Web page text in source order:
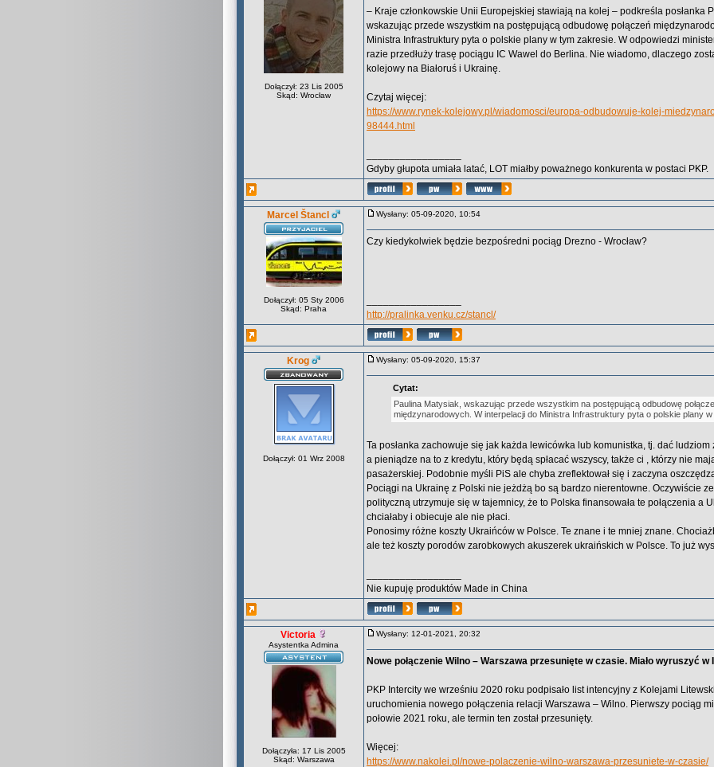
Dołączył: 23 Lis 2005
Skąd: Wrocław
– Kraje członkowskie Unii Europejskiej stawiają na kolej – podkreśla posłanka
wskazując przede wszystkim na postępującą odbudowę połączeń
Ministra Infrastruktury pyta o polskie plany w tym zakresie. W odpowiedzi
razie przedłuży trasę pociągu IC Wawel do Berlina. Nie wiadomo, dlaczego
kolejowy na Białoruś i Ukrainę.
Czytaj więcej:
https://www.rynek-kolejowy.pl/wiadomosci/europa-odbudowuje-kolej-
98444.html
Gdyby głupota umiała latać, LOT miałby poważnego konkurenta w postaci PKP.
Marcel Štancl
Dołączył: 05 Sty 2006
Skąd: Praha
Wysłany: 05-09-2020, 10:54
Czy kiedykolwiek będzie bezpośredni pociąg Drezno - Wrocław?
http://pralinka.venku.cz/stancl/
Krog
Dołączył: 01 Wrz 2008
Wysłany: 05-09-2020, 15:37
Cytat:
Paulina Matysiak, wskazując przede wszystkim na postępującą odbudowę
międzynarodowych. W interpelacji do Ministra Infrastruktury pyta o polskie plany
Ta posłanka zachowuje się jak każda lewicówka lub komunistka, tj. dać
a pieniądze na to z kredytu, który będą spłacać wszyscy, także ci , którzy nie
pasażerskiej. Podobnie myśli PiS ale chyba zreflektował się i zaczyna
Pociągi na Ukrainę z Polski nie jeżdżą bo są bardzo nierentowne. Oczywiście
polityczną utrzymuje się w tajemnicy, że to Polska finansowała te połączenia a
chciałaby i obiecuje ale nie płaci.
Ponosimy różne koszty Ukraińców w Polsce. Te znane i te mniej znane.
ale też koszty porodów zarobkowych akuszerek ukraińskich w Polsce. To już
Nie kupuję produktów Made in China
Victoria
Asystentka Admina
Dołączyła: 17 Lis 2005
Skąd: Warszawa
Wysłany: 12-01-2021, 20:32
Nowe połączenie Wilno – Warszawa przesunięte w czasie. Miało wyruszyć w
PKP Intercity we wrześniu 2020 roku podpisało list intencyjny z Kolejami
uruchomienia nowego połączenia relacji Warszawa – Wilno. Pierwszy pociąg
połowie 2021 roku, ale termin ten został przesunięty.
Więcej:
https://www.nakolei.pl/nowe-polaczenie-wilno-warszawa-przesuniete-w-czasie/